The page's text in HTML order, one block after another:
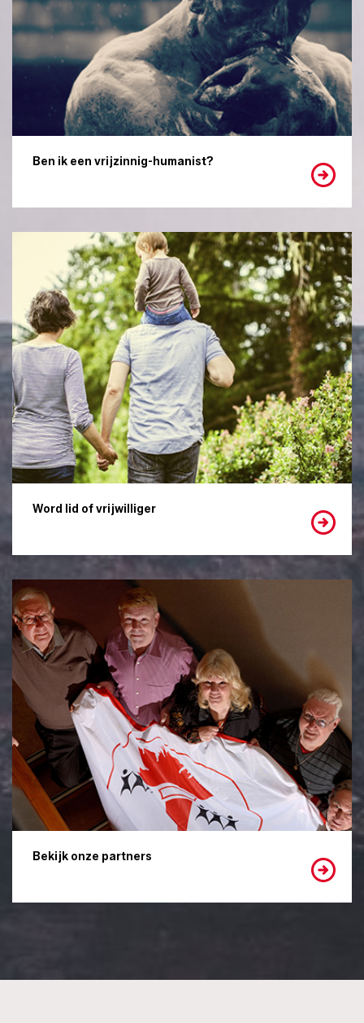
Ben ik een vrijzinnig-humanist?
Word lid of vrijwilliger
Bekijk onze partners